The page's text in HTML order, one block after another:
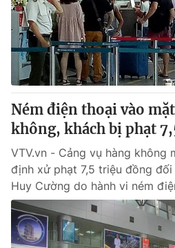
Ném điện thoại vào
không, khách bị phạt
VTV.vn - Cảng vụ hàng không
định xử phạt 7,5 triệu đồng đối
Huy Cường do hành vi ném